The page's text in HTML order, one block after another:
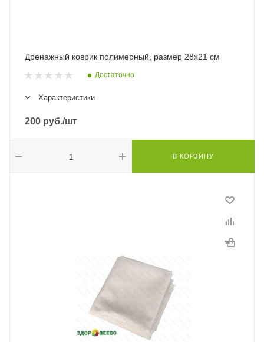
Дренажный коврик полимерный, размер 28х21 см
Достаточно
Характеристики
200 руб./шт
В КОРЗИНУ